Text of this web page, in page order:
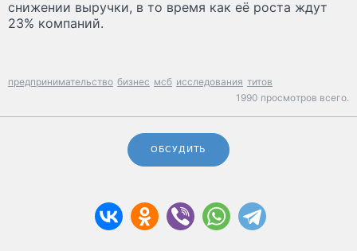
снижении выручки, в то время как её роста ждут
23% компаний.
предпринимательство бизнес мсб исследования титов
1990 просмотров всего.
ОБСУДИТЬ